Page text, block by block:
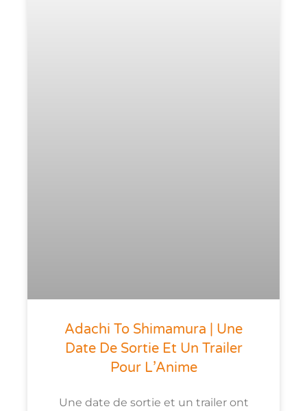
Adachi To Shimamura | Une
Date De Sortie Et Un Trailer
Pour L’Anime
Une date de sortie et un trailer ont